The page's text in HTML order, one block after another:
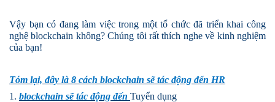
Vậy bạn có đang làm việc trong một tổ chức đã triển khai công
nghệ blockchain không? Chúng tôi rất thích nghe về kinh nghiệm
của bạn!
Tóm lại, đây là 8 cách blockchain sẽ tác động đến HR
1. blockchain sẽ tác động đến Tuyển dụng